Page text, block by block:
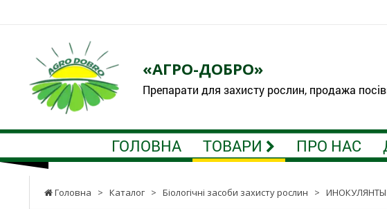
«АГРО-ДОБРО»
Препарати для захисту рослин, продажа
ГОЛОВНА ТОВАРИ ПРО НАС
Головна > Каталог > Біологічні засоби захисту рослин >